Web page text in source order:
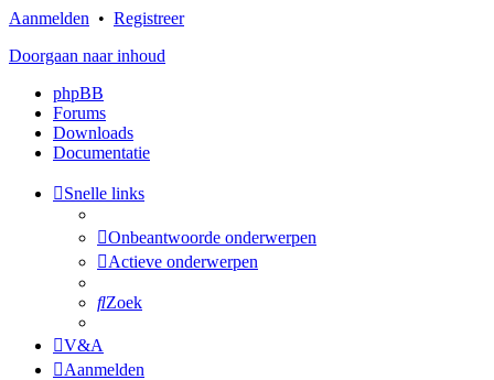
Aanmelden • Registreer
Doorgaan naar inhoud
phpBB
Forums
Downloads
Documentatie
Snelle links
Onbeantwoorde onderwerpen
Actieve onderwerpen
Zoek
V&A
Aanmelden